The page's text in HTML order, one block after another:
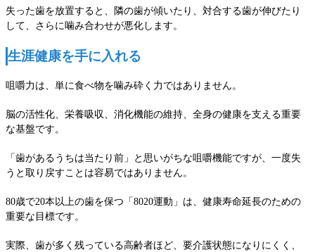
失った歯を放置すると、隣の歯が傾いたり、対合する歯が伸びたり
して、さらに噛み合わせが悪化します。
生涯健康を手に入れる
咀嚼力は、単に食べ物を噛み砕く力ではありません。
脳の活性化、栄養吸収、消化機能の維持、全身の健康を支える重要
な基盤です。
「歯があるうちは当たり前」と思いがちな咀嚼機能ですが、一度失
うと取り戻すことは容易ではありません。
80歳で20本以上の歯を保つ「8020運動」は、健康寿命延長のための
重要な目標です。
実際、歯が多く残っている高齢者ほど、要介護状態になりにくく、